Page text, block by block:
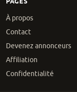
À propos
Contact
Devenez annonceurs
Affiliation
Confidentialité